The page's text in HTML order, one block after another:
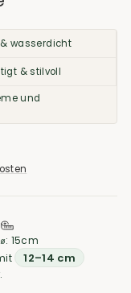
wasserdicht
& stilvoll
und
15cm
12–14 cm